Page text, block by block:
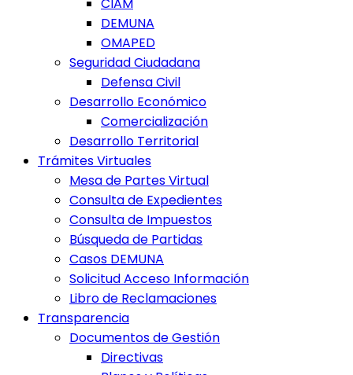
DEMUNA
OMAPED
Seguridad Ciudadana
Defensa Civil
Desarrollo Económico
Comercialización
Desarrollo Territorial
Trámites Virtuales
Mesa de Partes Virtual
Consulta de Expedientes
Consulta de Impuestos
Búsqueda de Partidas
Casos DEMUNA
Solicitud Acceso Información
Libro de Reclamaciones
Transparencia
Documentos de Gestión
Directivas